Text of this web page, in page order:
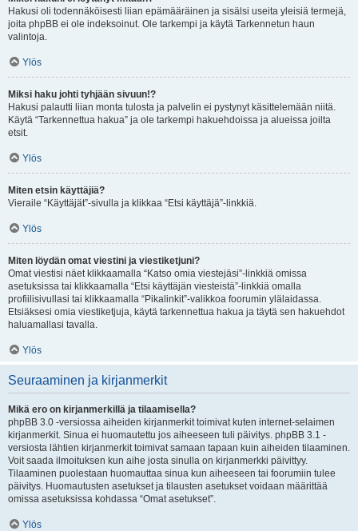
Hakusi oli todennäköisesti liian epämääräinen ja sisälsi useita yleisiä termejä,
joita phpBB ei ole indeksoinut. Ole tarkempi ja käytä Tarkennetun haun
valintoja.
Ylös
Miksi haku johti tyhjään sivuun!?
Hakusi palautti liian monta tulosta ja palvelin ei pystynyt käsittelemään niitä.
Käytä “Tarkennettua hakua” ja ole tarkempi hakuehdoissa ja alueissa joilta
etsit.
Ylös
Miten etsin käyttäjiä?
Vieraile “Käyttäjät”-sivulla ja klikkaa “Etsi käyttäjä”-linkkiä.
Ylös
Miten löydän omat viestini ja viestiketjuni?
Omat viestisi näet klikkaamalla “Katso omia viestejäsi”-linkkiä omissa
asetuksissa tai klikkaamalla “Etsi käyttäjän viesteistä”-linkkiä omalla
profiilisivullasi tai klikkaamalla “Pikalinkit”-valikkoa foorumin ylälaidassa.
Etsiäksesi omia viestiketjuja, käytä tarkennettua hakua ja täytä sen hakuehdot
haluamallasi tavalla.
Ylös
Seuraaminen ja kirjanmerkit
Mikä ero on kirjanmerkillä ja tilaamisella?
phpBB 3.0 -versiossa aiheiden kirjanmerkit toimivat kuten internet-selaimen
kirjanmerkit. Sinua ei huomautettu jos aiheeseen tuli päivitys. phpBB 3.1 -
versiosta lähtien kirjanmerkit toimivat samaan tapaan kuin aiheiden tilaaminen.
Voit saada ilmoituksen kun aihe josta sinulla on kirjanmerkki päivittyy.
Tilaaminen puolestaan huomauttaa sinua kun aiheeseen tai foorumiin tulee
päivitys. Huomautusten asetukset ja tilausten asetukset voidaan määrittää
omissa asetuksissa kohdassa “Omat asetukset”.
Ylös